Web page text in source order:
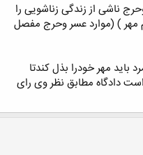
شود...
ناشی از زندگی زناشویی را
مهر ) (موارد عسر وحرج مفصل
باید مهر خودرا بذل کندتا
دادگاه مطابق نظر وی رای